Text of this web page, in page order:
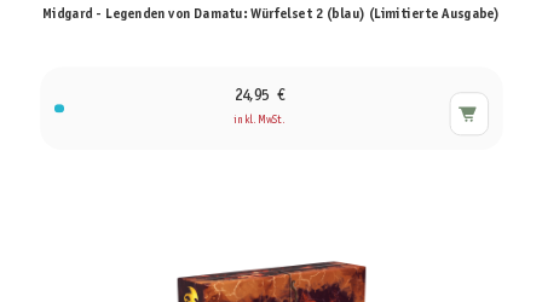
Midgard - Legenden von Damatu: Würfelset 2 (blau) (Limitierte Ausgabe)
24,95 €
inkl. MwSt.